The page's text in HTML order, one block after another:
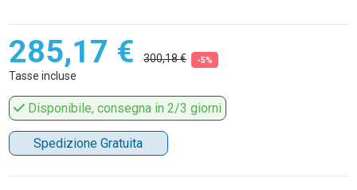
285,17 € 300,18 € -5%
Tasse incluse
Disponibile, consegna in 2/3 giorni
Spedizione Gratuita